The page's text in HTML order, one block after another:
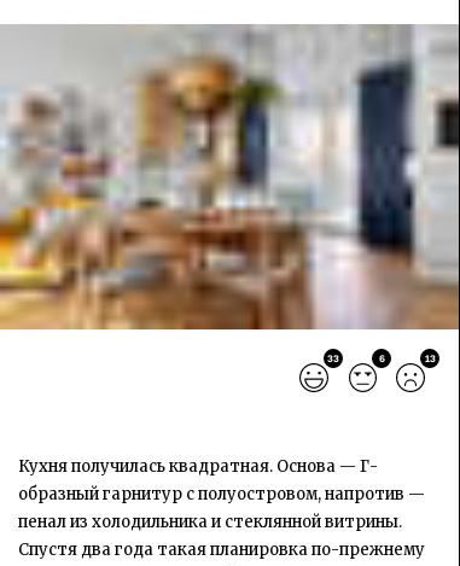
33 6 13
Кухня получилась квадратная. Основа — Г-
образный гарнитур с полуостровом, напротив —
пенал из холодильника и стеклянной витрины.
Спустя два года такая планировка по-прежнему